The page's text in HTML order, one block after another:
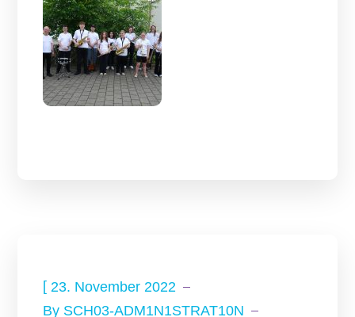
[ 23. November 2022
By SCH03-ADM1N1STRAT10N